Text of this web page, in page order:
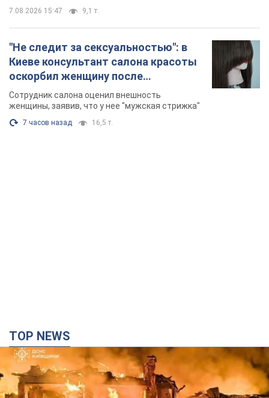
7.08.2026 15:47 9,1 т.
"Не следит за сексуальностью": в
Киеве консультант салона красоты
оскорбил женщину после
химиотерапии, разгорелся скандал.
Фото
Сотрудник салона оценил внешность
женщины, заявив, что у нее "мужская стрижка"
7 часов назад 16,5 т.
TOP NEWS